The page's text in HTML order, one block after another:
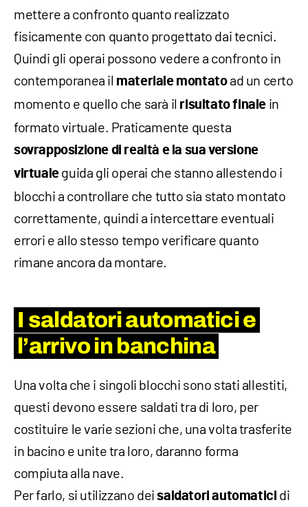
mettere a confronto quanto realizzato
fisicamente con quanto progettato dai tecnici.
Quindi gli operai possono vedere a confronto in
contemporanea il materiale montato ad un certo
momento e quello che sarà il risultato finale in
formato virtuale. Praticamente questa
sovrapposizione di realtà e la sua versione
virtuale guida gli operai che stanno allestendo i
blocchi a controllare che tutto sia stato montato
correttamente, quindi a intercettare eventuali
errori e allo stesso tempo verificare quanto
rimane ancora da montare.
I saldatori automatici e
l’arrivo in banchina
Una volta che i singoli blocchi sono stati allestiti,
questi devono essere saldati tra di loro, per
costituire le varie sezioni che, una volta trasferite
in bacino e unite tra loro, daranno forma
compiuta alla nave.
Per farlo, si utilizzano deisaldatori automatici di